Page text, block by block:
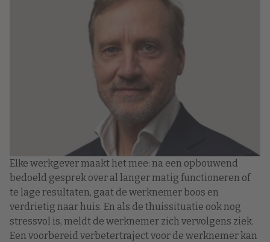
Elke werkgever maakt het mee: na een opbouwend
bedoeld gesprek over al langer matig functioneren of
te lage resultaten, gaat de werknemer boos en
verdrietig naar huis. En als de thuissituatie ook nog
stressvol is, meldt de werknemer zich vervolgens ziek.
Een voorbereid verbetertraject voor de werknemer kan